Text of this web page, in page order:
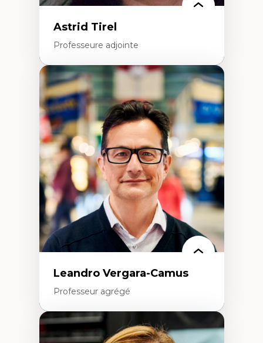
Astrid Tirel
Professeure adjointe
Expertises
Art
Anti-discrimination
Décolonisation de l’enseignement, de la
recherche, des institutions administratives
et syndicales
Pluralisme épistémologique et
francophonie
Culture
Politiques culturelles
Vivre ensemble
Anti-racisme
Anti-sexisme
Pratiques non oppressives
Leandro Vergara-Camus
Professeur agrégé
Expertises